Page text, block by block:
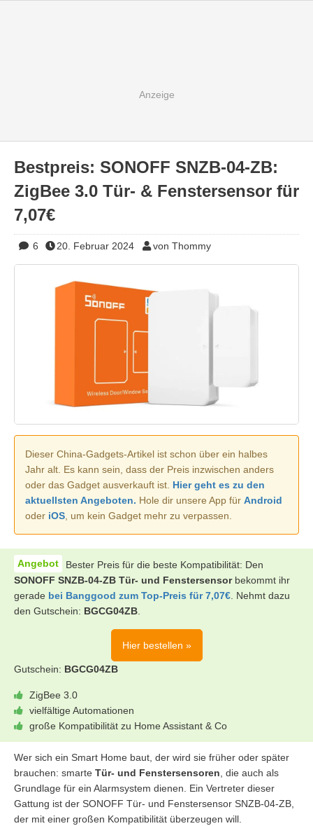
Bestpreis: SONOFF SNZB-04-ZB:
ZigBee 3.0 Tür- & Fenstersensor für
7,07€
6 20. Februar 2024 von Thommy
Dieser China-Gadgets-Artikel ist schon über ein halbes
Jahr alt. Es kann sein, dass der Preis inzwischen anders
oder das Gadget ausverkauft ist. Hier geht es zu den
aktuellsten Angeboten. Hole dir unsere App für Android
oder iOS, um kein Gadget mehr zu verpassen.
Bester Preis für die beste Kompatibilität: Den
SONOFF SNZB-04-ZB Tür- und Fenstersensorbekommt ihr
gerade bei Banggood zum Top-Preis für 7,07€. Nehmt dazu
den Gutschein: BGCG04ZB.
Hier bestellen »
Gutschein: BGCG04ZB
ZigBee 3.0
vielfältige Automationen
große Kompatibilität zu Home Assistant & Co
Wer sich ein Smart Home baut, der wird sie früher oder später
brauchen: smarte Tür- und Fenstersensoren, die auch als
Grundlage für ein Alarmsystem dienen. Ein Vertreter dieser
Gattung ist der SONOFF Tür- und Fenstersensor SNZB-04-ZB,
der mit einer großen Kompatibilität überzeugen will.